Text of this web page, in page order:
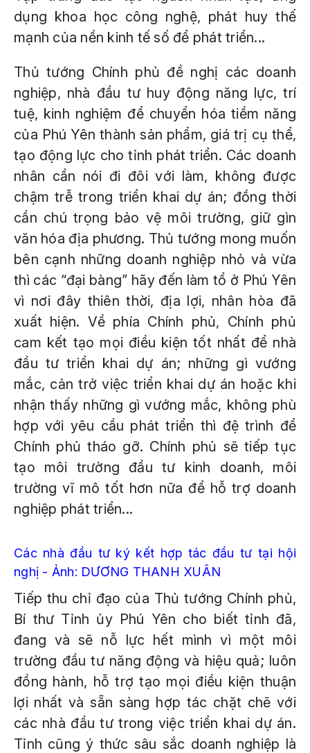
dụng khoa học công nghệ, phát huy thế
mạnh của nền kinh tế số để phát triển...
Thủ tướng Chính phủ đề nghị các doanh
nghiệp, nhà đầu tư huy động năng lực, trí
tuệ, kinh nghiệm để chuyển hóa tiềm năng
của Phú Yên thành sản phẩm, giá trị cụ thể,
tạo động lực cho tỉnh phát triển. Các doanh
nhân cần nói đi đôi với làm, không được
chậm trễ trong triển khai dự án; đồng thời
cần chú trọng bảo vệ môi trường, giữ gìn
văn hóa địa phương. Thủ tướng mong muốn
bên cạnh những doanh nghiệp nhỏ và vừa
thì các “đại bàng” hãy đến làm tổ ở Phú Yên
vì nơi đây thiên thời, địa lợi, nhân hòa đã
xuất hiện. Về phía Chính phủ, Chính phủ
cam kết tạo mọi điều kiện tốt nhất để nhà
đầu tư triển khai dự án; những gì vướng
mắc, cản trở việc triển khai dự án hoặc khi
nhận thấy những gì vướng mắc, không phù
hợp với yêu cầu phát triển thì đệ trình để
Chính phủ tháo gỡ. Chính phủ sẽ tiếp tục
tạo môi trường đầu tư kinh doanh, môi
trường vĩ mô tốt hơn nữa để hỗ trợ doanh
nghiệp phát triển...
Các nhà đầu tư ký kết hợp tác đầu tư tại hội
nghị - Ảnh: DƯƠNG THANH XUÂN
Tiếp thu chỉ đạo của Thủ tướng Chính phủ,
Bí thư Tỉnh ủy Phú Yên cho biết tỉnh đã,
đang và sẽ nỗ lực hết mình vì một môi
trường đầu tư năng động và hiệu quả; luôn
đồng hành, hỗ trợ tạo mọi điều kiện thuận
lợi nhất và sẵn sàng hợp tác chặt chẽ với
các nhà đầu tư trong việc triển khai dự án.
Tỉnh cũng ý thức sâu sắc doanh nghiệp là